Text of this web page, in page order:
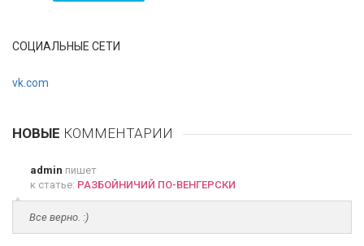
СОЦИАЛЬНЫЕ СЕТИ
vk.com
НОВЫЕ КОММЕНТАРИИ
admin пишет
к статье: РАЗБОЙНИЧИЙ ПО-ВЕНГЕРСКИ
Все верно. :)